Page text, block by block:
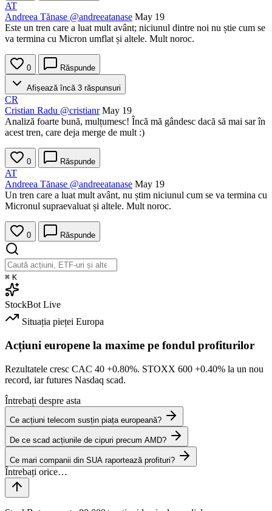
AT
Andreea Tănase @andreeatanase May 19
Este un tren care a luat mult avânt; niciunul dintre noi nu știe cum se
va termina cu Micron umflat și altele. Mult noroc.
0 Răspunde
Afișează încă 3 răspunsuri
CR
Cristian Radu @cristianr May 19
Analiză foarte bună, mulțumesc! Încă mă gândesc dacă să mai sar în
acest tren, care deja merge de mult :)
0 Răspunde
AT
Andreea Tănase @andreeatanase May 19
Un tren care a luat mult avânt, nu știm niciunul cum se va termina cu
Micronul supraevaluat și altele. Mult noroc.
0 Răspunde
⌘ K
StockBot Live
Situația pieței Europa
Acțiuni europene la maxime pe fondul profiturilor
Rezultatele cresc CAC 40 +0.80%. STOXX 600 +0.40% la un nou
record, iar futures Nasdaq scad.
Întrebați despre asta
Ce acțiuni telecom susțin piața europeană?
De ce scad acțiunile de cipuri precum AMD?
Ce mari companii din SUA raportează profituri?